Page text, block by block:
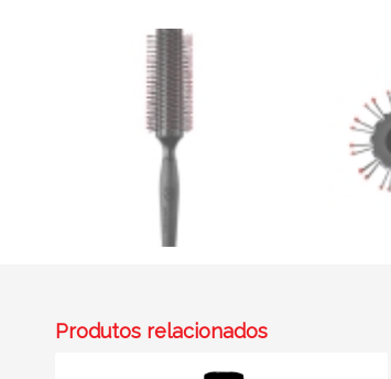
Produtos relacionados